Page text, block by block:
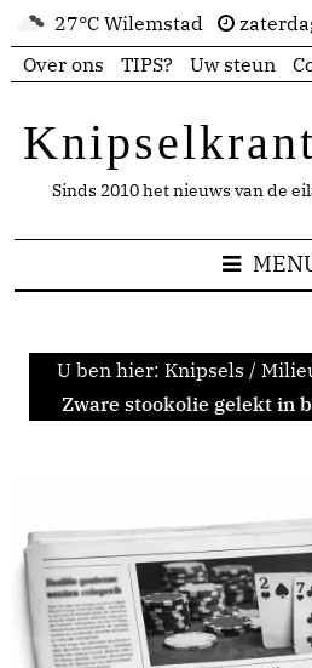
27°C Wilemstad
Over ons
TIPS? Uw steun
Sinds 2010 het nieuws van de
U ben hier: Knipsels /
Zware stookolie gelekt in